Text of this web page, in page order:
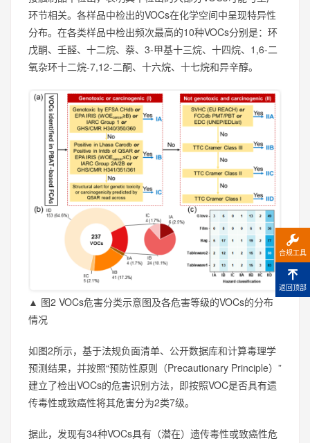
环节相关。各样品中检出的VOCs在化学空间中呈现特异性
分布。在各类样品中检出频次最高的10种VOCs分别是：环
戊酮、壬醛、十二烷、萘、3-甲基十三烷、十四烷、1,6-二
氧杂环十二烷-7,12-二酮、十六烷、十七烷和异辛醇。
▲ 图2 VOCs危害分类示意图及各危害等级的VOCs的分布
情况
如图2所示，基于法规负面清单、公开数据库和计算毒理学
预测结果，并按照“预防性原则（Precautionary Principle）”
建立了检出VOCs的危害识别方法，即按照VOC是否具有遗
传毒性或致癌性将其危害分为2类7级。
据此，发现有34种VOCs具有（潜在）遗传毒性或致癌性危
合规工具
返回顶部